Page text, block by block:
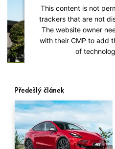
This content is not
trackers that are not
The website owner
with their CMP to add
of
Předešlý článek